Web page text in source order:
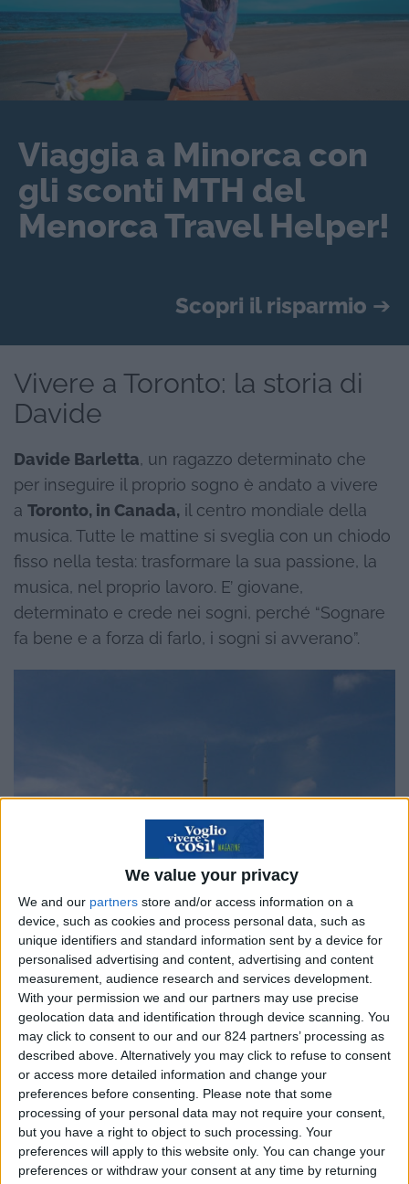
We value your privacy
We and our partners store and/or access information on a
device, such as cookies and process personal data, such as
unique identifiers and standard information sent by a device for
personalised advertising and content, advertising and content
measurement, audience research and services development.
With your permission we and our partners may use precise
geolocation data and identification through device scanning. You
may click to consent to our and our 824 partners’ processing as
described above. Alternatively you may click to refuse to consent
or access more detailed information and change your
preferences before consenting.
Please note that some
processing of your personal data may not require your consent,
but you have a right to object to such processing. Your
preferences will apply to this website only. You can change your
preferences or withdraw your consent at any time by returning
Viaggia a Minorca con
gli sconti MTH del
Menorca Travel Helper!
Scopri il risparmio ➔
Vivere a Toronto: la storia di
Davide
Davide Barletta, un ragazzo determinato che
per inseguire il proprio sogno è andato a vivere
a Toronto, in Canada, il centro mondiale della
musica. Tutte le mattine si sveglia con un chiodo
fisso nella testa: trasformare la sua passione, la
musica, nel proprio lavoro. E’ giovane,
determinato e crede nei sogni, perché “Sognare
fa bene e a forza di farlo, i sogni si avverano”.
“Nonostante la mia giovane età, sono già stanco
di vivere in una società in cui, costruirsi un futuro
dignitoso, è prerogativa di pochi eletti. Ho
trascorso la mia vita sognando di potermi
allontanare, anche minimamente, da quella che
è la realtà in cui vivevo, così fortunatamente,